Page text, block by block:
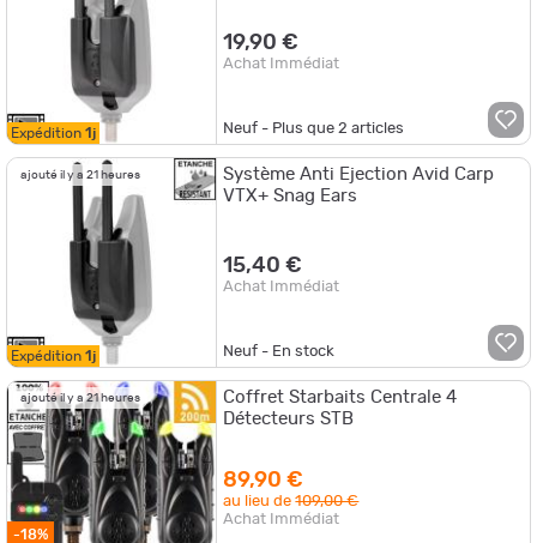
Expédition 1j
19,90 €
Achat Immédiat
Neuf - Plus que2 articles
ajouté il y a 21 heures
Expédition 1j
Système Anti Ejection Avid Carp
VTX+ Snag Ears
15,40 €
Achat Immédiat
Neuf - En stock
ajouté il y a 21 heures
-18%
Coffret Starbaits Centrale 4
Détecteurs STB
89,90 €
au lieu de109,00 €
Achat Immédiat